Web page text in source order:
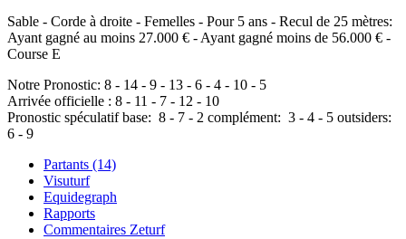
Sable - Corde à droite - Femelles - Pour 5 ans - Recul de 25 mètres:
Ayant gagné au moins 27.000 € - Ayant gagné moins de 56.000 € -
Course E
Notre Pronostic: 8 - 14 - 9 - 13 - 6 - 4 - 10 - 5
Arrivée officielle : 8 - 11 - 7 - 12 - 10
Pronostic spéculatif base: 8 - 7 - 2 complément: 3 - 4 - 5 outsiders:
6 - 9
Partants (14)
Visuturf
Equidegraph
Rapports
Commentaires Zeturf